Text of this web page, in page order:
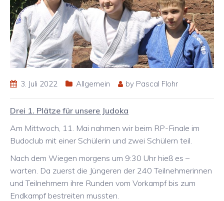
3. Juli 2022 Allgemein by Pascal Flohr
Drei 1. Plätze für unsere Judoka
Am Mittwoch, 11. Mai nahmen wir beim RP-Finale im
Budoclub mit einer Schülerin und zwei Schülern teil.
Nach dem Wiegen morgens um 9:30 Uhr hieß es –
warten. Da zuerst die Jüngeren der 240 Teilnehmerinnen
und Teilnehmern ihre Runden vom Vorkampf bis zum
Endkampf bestreiten mussten.